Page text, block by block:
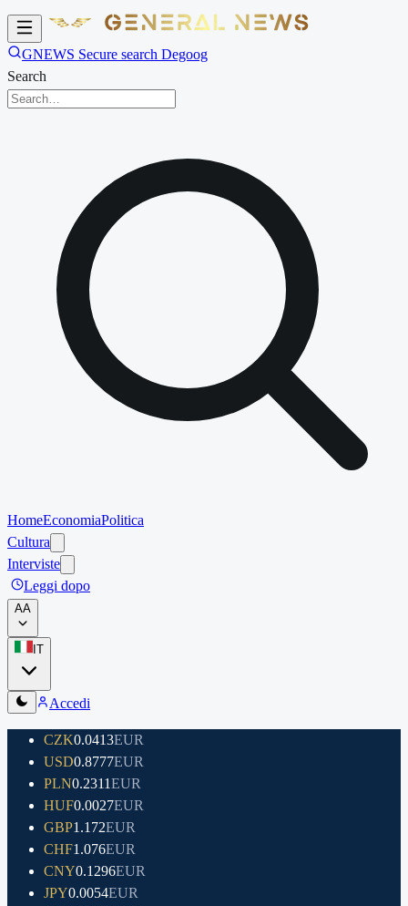
GNEWS Secure search Degoog
Search
HomeEconomiaPolitica
Cultura
Interviste
Leggi dopo
AA
IT
Accedi
CZK0.0413EUR
USD0.8777EUR
PLN0.2311EUR
HUF0.0027EUR
GBP1.172EUR
CHF1.076EUR
CNY0.1296EUR
JPY0.0054EUR